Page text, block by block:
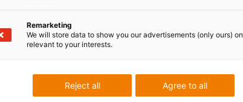
Remarketing
We will store data to show you our advertisements (only ours)
relevant to your interests.
Agree to all
Reject all